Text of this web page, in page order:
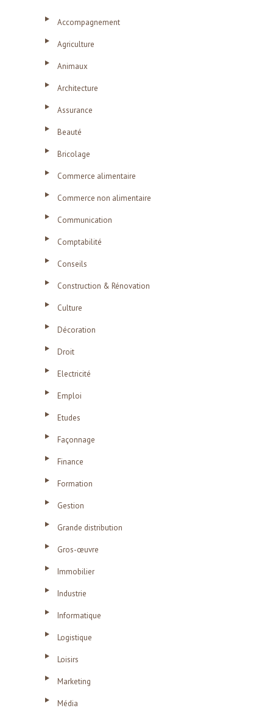
Accompagnement
Agriculture
Animaux
Architecture
Assurance
Beauté
Bricolage
Commerce alimentaire
Commerce non alimentaire
Communication
Comptabilité
Conseils
Construction & Rénovation
Culture
Décoration
Droit
Electricité
Emploi
Etudes
Façonnage
Finance
Formation
Gestion
Grande distribution
Gros-œuvre
Immobilier
Industrie
Informatique
Logistique
Loisirs
Marketing
Média